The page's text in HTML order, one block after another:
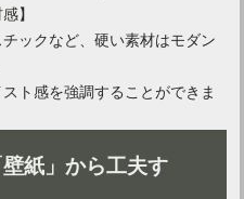
】
ックなど、硬い素材はモダン
ト感を強調することができま
紙」から工夫す